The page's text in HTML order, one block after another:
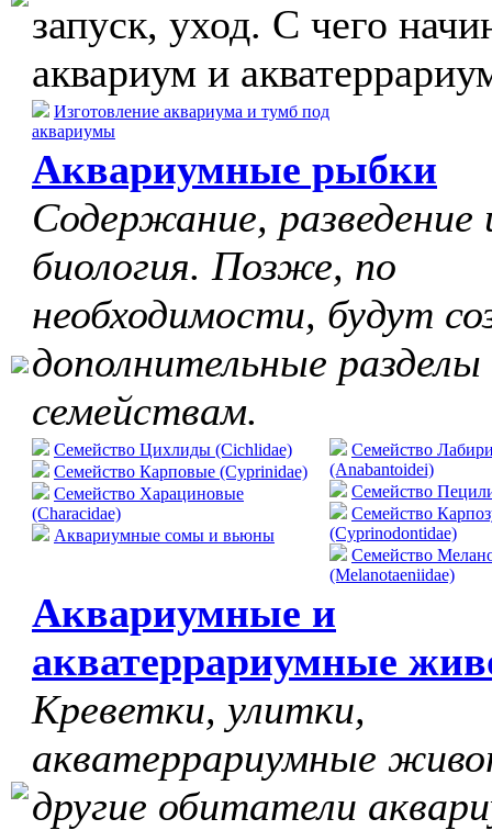
запуск, уход. С чего
аквариум и
Изготовление аквариума и тумб под
аквариумы
Аквариумные рыбки
Содержание, разведение
биология. Позже, по
необходимости, будут
дополнительные разделы
семействам.
Семейство Цихлиды (Cichlidae)
Семейство Карповые (Cyprinidae)
Семейство Харациновые
(Characidae)
Аквариумные сомы и вьюны
Семейство
(Anabantoidei)
Cемейство
Семейство
(Cyprinodontidae)
Семейство
(Melanotaeniidae)
Аквариумные и
акватеррариумные
Креветки, улитки,
акватеррариумные
другие обитатели